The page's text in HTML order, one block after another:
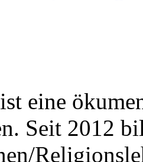
eine
Seit 2012